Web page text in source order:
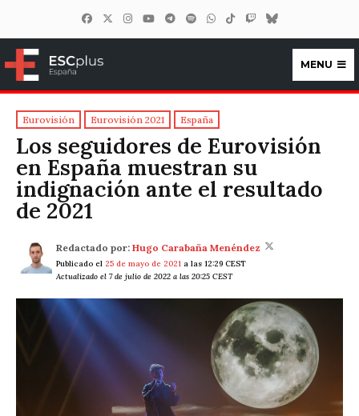
ESCplus España
MENU
Eurovisión Eurovisión 2021 España
Los seguidores de Eurovisión
en España muestran su
indignación ante el resultado
de 2021
Redactado por: Hugo Carabaña Menéndez
Publicado el 25 de mayo de 2021 a las 12:29 CEST
Actualizado el 7 de julio de 2022 a las 20:25 CEST